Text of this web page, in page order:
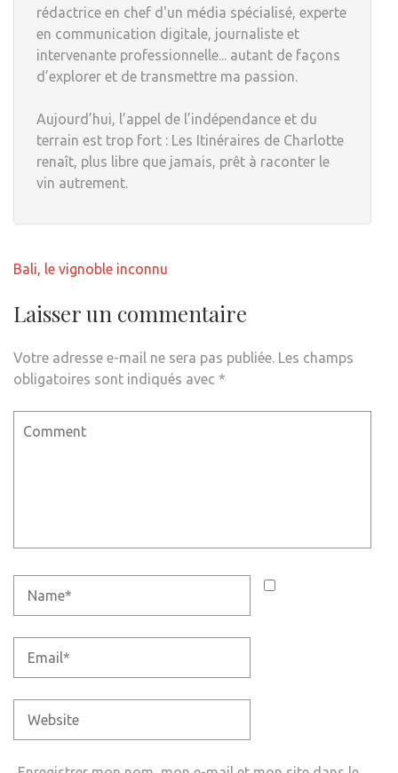
rédactrice en chef d'un média spécialisé, experte
en communication digitale, journaliste et
intervenante professionnelle... autant de façons
d’explorer et de transmettre ma passion.
Aujourd’hui, l’appel de l’indépendance et du
terrain est trop fort : Les Itinéraires de Charlotte
renaît, plus libre que jamais, prêt à raconter le
vin autrement.
Navigation
l’article
Bali, le vignoble inconnu
Laisser un commentaire
Votre adresse e-mail ne sera pas publiée. Les champs
obligatoires sont indiqués avec *